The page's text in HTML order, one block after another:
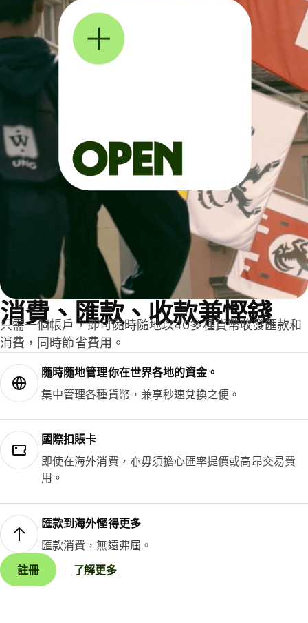
消費、匯款、收款兼慳錢
只需一個帳戶，即可隨時隨地以40多種貨幣收發匯款和
消費，同時節省費用。
隨時隨地管理你在世界各地的資金。
集中管理各種貨幣，兼享秒速兌換之便。
國際扣賬卡
即使在海外消費，亦毋須擔心匯率提價或高昂交易費
用。
匯款到海外慳得更多
匯款消費，無遠弗屆。
註冊
了解更多